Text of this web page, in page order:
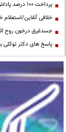
پرداخت ۱۰۰ درصد پاداش پایان خدمت فرهنگیان
خلافی آنلاین/استعلام
جسدغرق درخون روح
پاسخ های دکتر توکلی